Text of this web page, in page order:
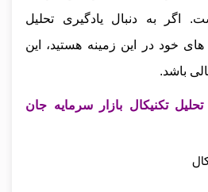
اگر به دنبال یادگیری تحلیل
های خود در این زمینه هستید، این
باشد.
تکنیکال بازار سرمایه جان